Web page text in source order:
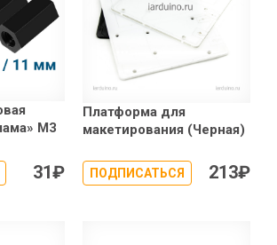
М3
31₽
Платформа для
макетирования (Черная)
ПОДПИСАТЬСЯ 213₽